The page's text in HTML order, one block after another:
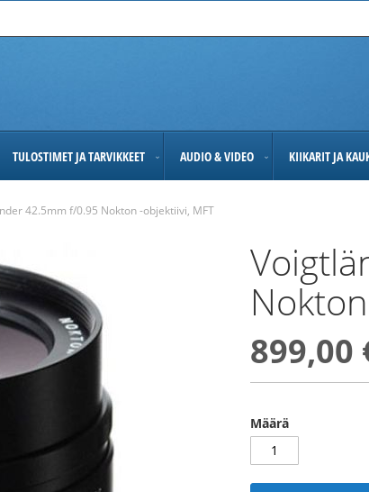
TULOSTIMET JA TARVIKKEET AUDIO & VIDEO KIIKARIT JA
42.5mm f/0.95 Nokton -objektiivi, MFT
899,00
Määrä